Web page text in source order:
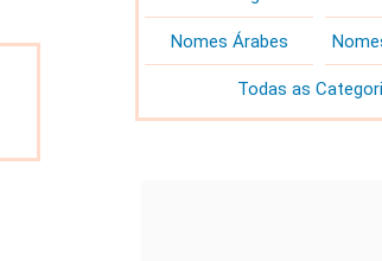
Nomes Árabes
Todas as